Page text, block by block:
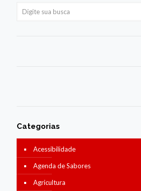
Categorias
Acessibilidade
Agenda de Sabores
Agricultura